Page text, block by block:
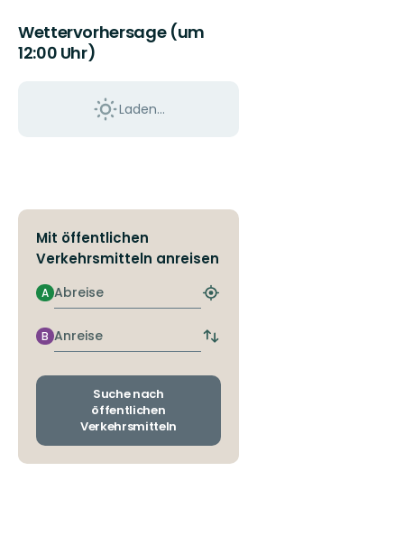
Wettervorhersage (um
12:00 Uhr)
Laden...
Mit öffentlichen
Verkehrsmitteln anreisen
Abreise
A
Nächstgelegene
finden
Anreise
B
Abfahrts-
Ankunftshaltestellen
Suche nach
öffentlichen
Verkehrsmitteln